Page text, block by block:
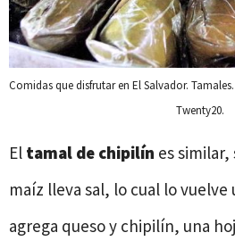
Comidas que disfrutar en El Salvador.
Twenty20.
El tamal de chipilín es similar,
maíz lleva sal, lo cual lo vuelve
agrega queso y chipilín, una